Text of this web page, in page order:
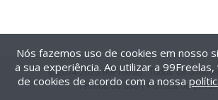
@2014-2026 99Freelas. Todos os
Termos de uso| Política de
Nós fazemos uso de cookies em nosso
a sua experiência. Ao utilizar a
de cookies de acordo com a nossa